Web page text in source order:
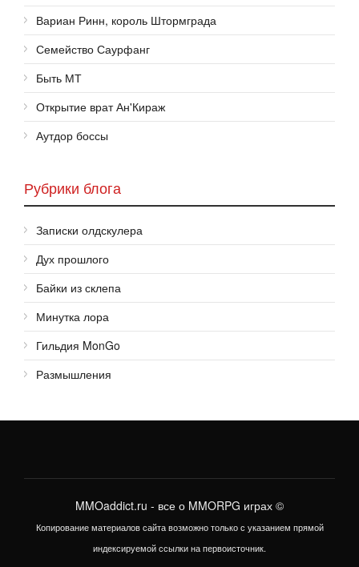
Вариан Ринн, король Штормграда
Семейство Саурфанг
Быть МТ
Открытие врат Ан'Кираж
Аутдор боссы
Рубрики блога
Записки олдскулера
Дух прошлого
Байки из склепа
Минутка лора
Гильдия MonGo
Размышления
MMOaddict.ru - все о MMORPG играх ©
Копирование материалов сайта возможно только с указанием прямой
индексируемой ссылки на первоисточник.